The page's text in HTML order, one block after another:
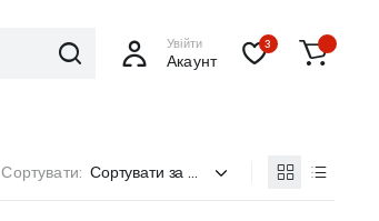
Увійти
Акаунт
3
Сортувати: